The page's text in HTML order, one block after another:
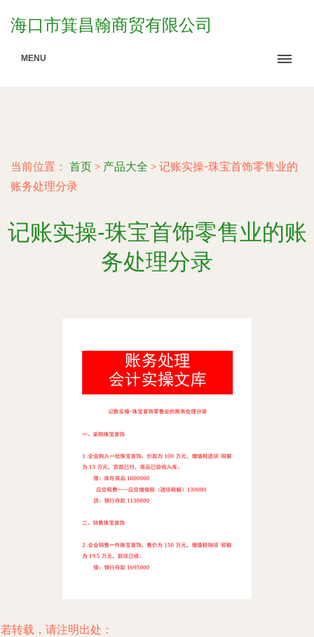
海口市箕昌翰商贸有限公司
MENU
当前位置： 首页 > 产品大全 > 记账实操-珠宝首饰零售业的
账务处理分录
记账实操-珠宝首饰零售业的账
务处理分录
转载，请注明出处：